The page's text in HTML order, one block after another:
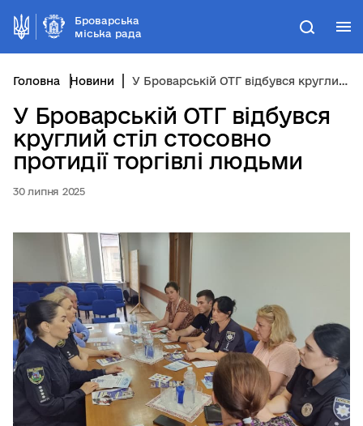
Броварська
міська рада
Пошук
Головна Новини У Броварській ОТГ відбувся круглий стіл стосовно протидії торгівлі людьми
У Броварській ОТГ відбувся
круглий стіл стосовно
протидії торгівлі людьми
30 липня 2025